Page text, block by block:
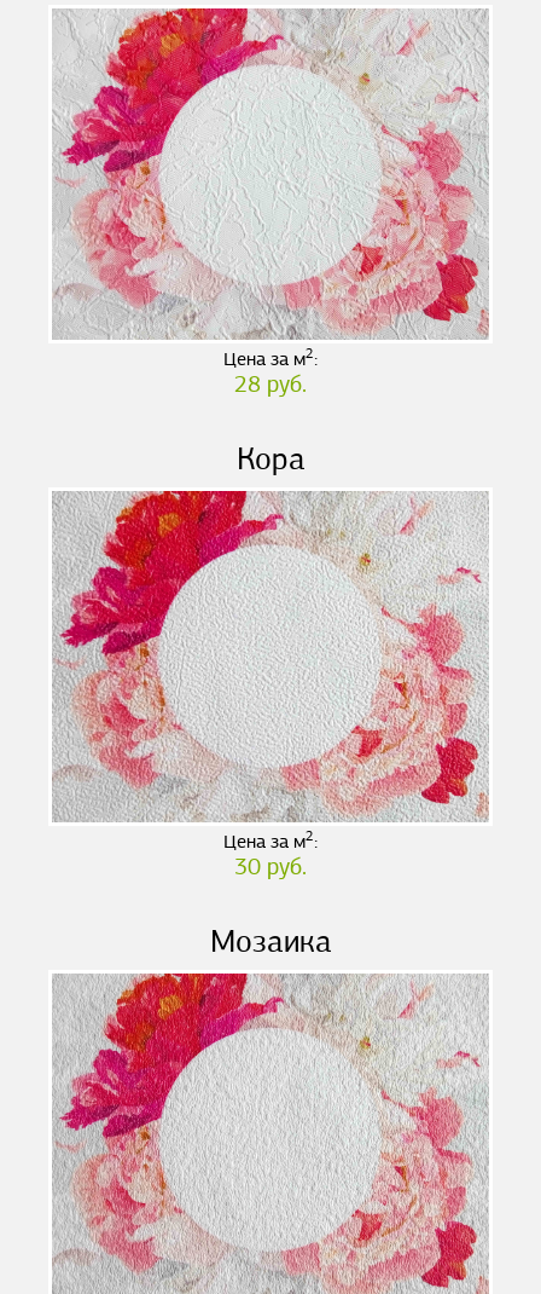
Цена за м2:
28 руб.
Кора
Цена за м2:
30 руб.
Мозаика